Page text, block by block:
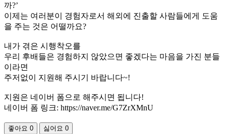
까?’
이제는 여러분이 경험자로서 해외에 진출할 사람들에게 도움
을 주는 것은 어떨까요?
내가 겪은 시행착오를
우리 후배들은 경험하지 않았으면 좋겠다는 마음을 가진 분들
이라면
주저없이 지원해 주시기 바랍니다~!
지원은 네이버 폼으로 해주시면 됩니다!
네이버 폼 링크: https://naver.me/G7ZrXMnU
좋아요 0 싫어요 0